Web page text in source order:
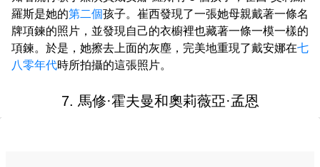
羅斯是她的第二個孩子。崔西發現了一張她母親戴著一條名
牌項鍊的照片，並發現自己的衣櫥裡也藏著一條一模一樣的
項鍊。於是，她擦去上面的灰塵，完美地重現了戴安娜在七
八零年代時所拍攝的這張照片。
7. 馬修·霍夫曼和奧莉薇亞·孟恩